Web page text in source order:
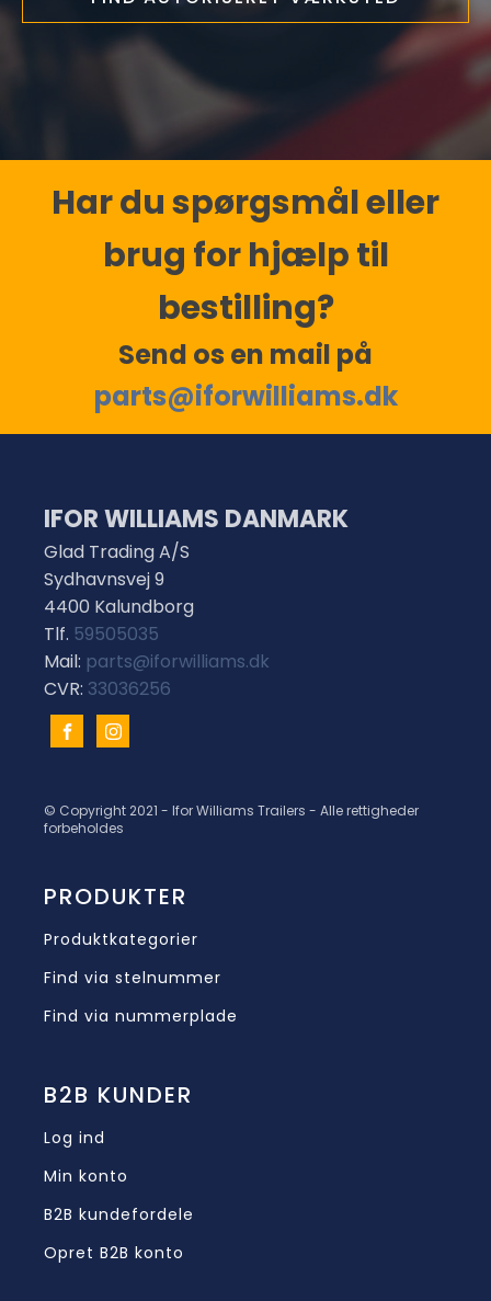
Har du spørgsmål eller
brug for hjælp til
bestilling?
Send os en mail på
parts@iforwilliams.dk
IFOR WILLIAMS DANMARK
Glad Trading A/S
Sydhavnsvej 9
4400 Kalundborg
Tlf. 59505035
Mail: parts@iforwilliams.dk
CVR: 33036256
© Copyright 2021 - Ifor Williams Trailers - Alle rettigheder
forbeholdes
PRODUKTER
Produktkategorier
Find via stelnummer
Find via nummerplade
B2B KUNDER
Log ind
Min konto
B2B kundefordele
Opret B2B konto